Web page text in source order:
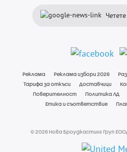
Реклама Реклама избори 2026
Тарифа за откъси
Доставчици
Поверителност
Политика ЛД
Етика и съответствие
© 2026 Нова Броудкастинг Груп